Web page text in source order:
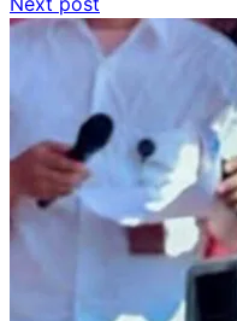
pos